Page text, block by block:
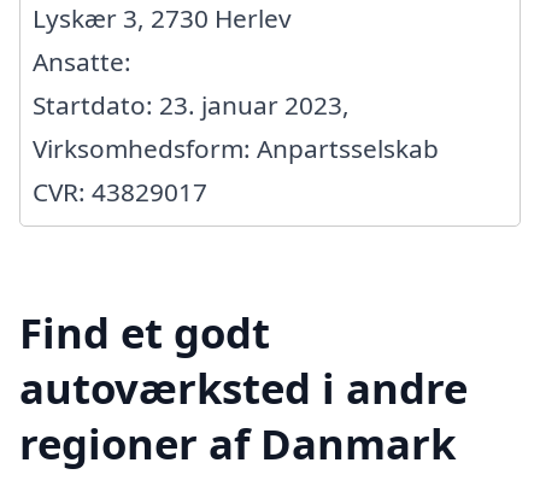
Lyskær 3, 2730 Herlev
Ansatte:
Startdato: 23. januar 2023,
Virksomhedsform: Anpartsselskab
CVR: 43829017
Find et godt
autoværksted i andre
regioner af Danmark